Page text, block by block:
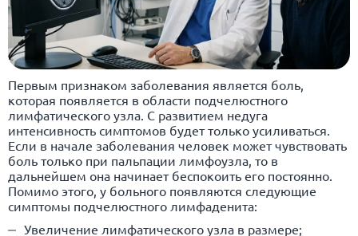
Первым признаком заболевания является боль,
которая появляется в области подчелюстного
лимфатического узла. С развитием недуга
интенсивность симптомов будет только усиливаться.
Если в начале заболевания человек может чувствовать
боль только при пальпации лимфоузла, то в
дальнейшем она начинает беспокоить его постоянно.
Помимо этого, у больного появляются следующие
симптомы подчелюстного лимфаденита:
Увеличение лимфатического узла в размере;